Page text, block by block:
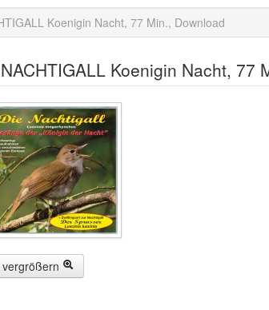
Koenigin Nacht, 77 Min., Download
Koenigin Nacht, 77
vergrößern